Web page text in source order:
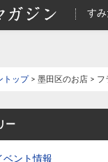
すみ
トップ> 墨田区のお店 > フ
ー
ベント情報